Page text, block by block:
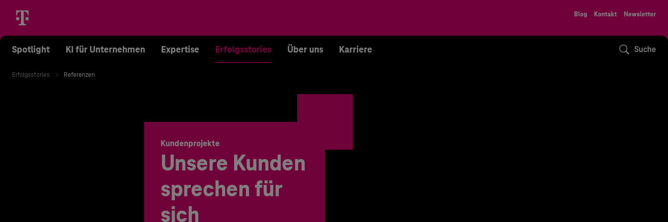
Blog Kontakt Newsletter
Spotlight KI für Unternehmen Expertise Erfolgsstories Über uns Karriere Suche
Erfolgsstories Referenzen
Kundenprojekte
Unsere Kunden
sprechen für
sich